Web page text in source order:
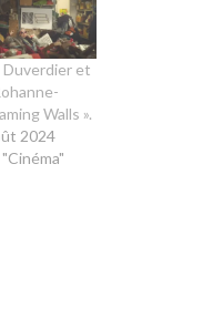
Duverdier et
Walls ».
2024